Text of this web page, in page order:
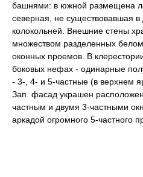
башнями: в южной размещена
северная, не существовавшая в
колокольней. Внешние стены
множеством разделенных
оконных проемов. В
боковых нефах - одинарные
- 3-, 4- и 5-частные (в верхнем
Зап. фасад украшен
частным и двумя 3-частными
аркадой огромного 5-частного